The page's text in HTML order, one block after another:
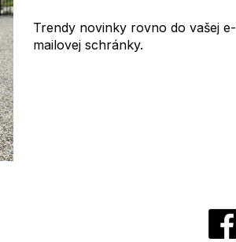
Trendy novinky rovno do vašej e-
mailovej schránky.